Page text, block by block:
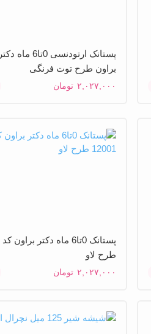
پستانک ارتودنسی 0تا6 ماه دکتر
براون طرح توت فرنگی
۲,۰۲۷,۰۰۰ تومان
طرح لاو
۲,۰۲۷,۰۰۰ تومان